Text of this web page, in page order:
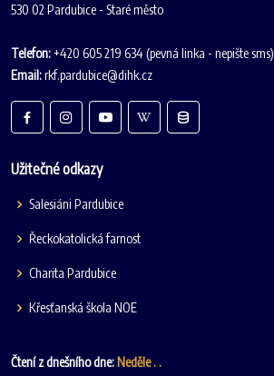
530 02 Pardubice - Staré město
Telefon:+420 605 219 634 (pevná linka - nepište sms)
Email:rkf.pardubice@dihk.cz
Užitečné odkazy
Salesiáni Pardubice
Řeckokatolická farnost
Charita Pardubice
Křesťanská škola NOE
Čtení z dnešního dne: Neděle . .